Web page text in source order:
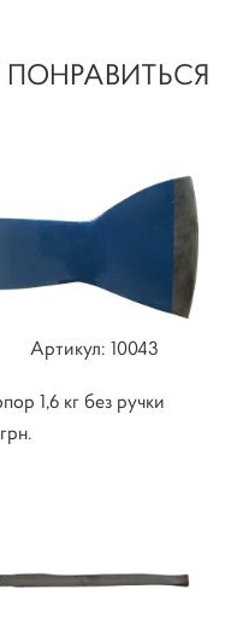
​​Артикул: 10043
1,6 кг без ручки